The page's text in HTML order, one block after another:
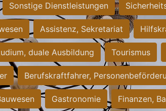
Sonstige Dienstleistungen
Assistenz, Sekretariat
duale Ausbildung Tourismus
Berufskraftfahrer,
Gastronomie Finanzen,